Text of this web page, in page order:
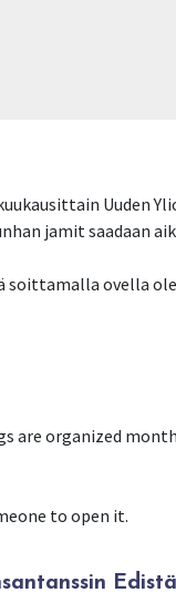
Uuden
jamit saadaan
soittamalla ovella
are organized
to open it.